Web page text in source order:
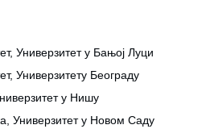
Универзитет у Бањој Луци
Универзитету Београду
у Нишу
Универзитет у Новом Саду